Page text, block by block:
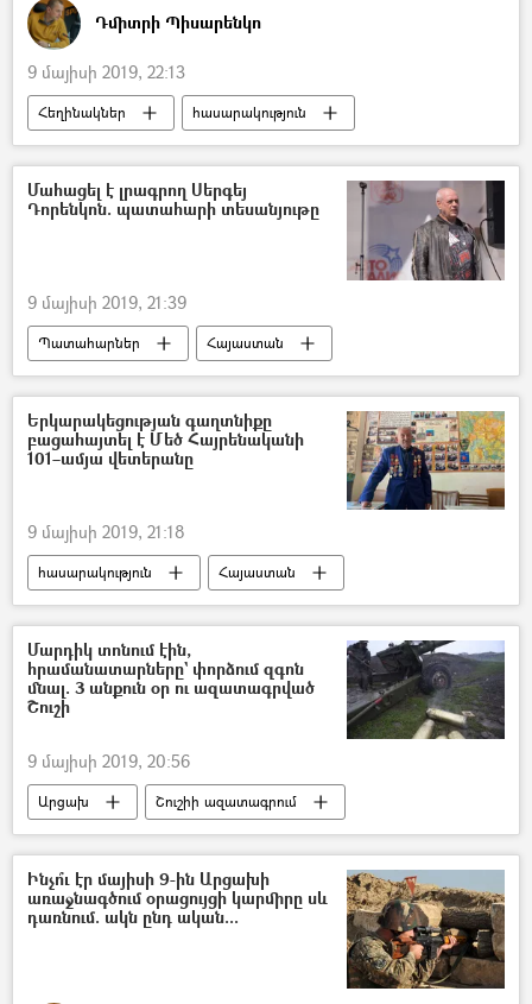
Դմիտրի Պիսարենկո
9 մայիսի 2019, 22:13
Հեղինակներ
հասարակություն
Հայաստան
Մահացել է լրագրող Սերգեյ
Դորենկոն. պատահարի տեսանյութը
9 մայիսի 2019, 21:39
Պատահարներ
Հայաստան
Վթար, պատահար, սպանություն, գողություն
վթար
ավտովթար
Երկարակեցության գաղտնիքը
բացահայտել է Մեծ Հայրենականի
101–ամյա վետերանը
9 մայիսի 2019, 21:18
հասարակություն
Հայաստան
Հայրենական մեծ պատերազմ
ԽՍՀՄ
Մարդիկ տոնում էին,
հրամանատարները` փորձում զգոն
մնալ. 3 անքուն օր ու ազատագրված
Շուշի
9 մայիսի 2019, 20:56
Արցախ Շուշիի ազատագրում
Ինչո՞ւ էր մայիսի 9-ին Արցախի
առաջնագծում օրացույցի կարմիրը սև
դառնում. ակն ընդ ական...